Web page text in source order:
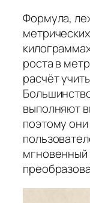
Формула,
роста в
расчёт
выполняют
поэтому
мгновенный